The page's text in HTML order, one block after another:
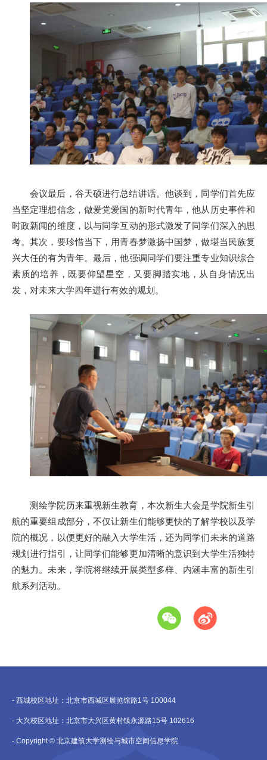
会议最后，谷天硕进行总结讲话。他谈到，同学们首先应
当坚定理想信念，做爱党爱国的新时代青年，他从历史事件和
时政新闻的维度，以与同学互动的形式激发了同学们深入的思
考。其次，要珍惜当下，用青春梦激扬中国梦，做堪当民族复
兴大任的有为青年。最后，他强调同学们要注重专业知识综合
素质的培养，既要仰望星空，又要脚踏实地，从自身情况出
发，对未来大学四年进行有效的规划。
测绘学院历来重视新生教育，本次新生大会是学院新生引
航的重要组成部分，不仅让新生们能够更快的了解学校以及学
院的概况，以便更好的融入大学生活，还为同学们未来的道路
规划进行指引，让同学们能够更加清晰的意识到大学生活独特
的魅力。未来，学院将继续开展类型多样、内涵丰富的新生引
航系列活动。
- 西城校区地址：北京市西城区展览馆路1号 100044
- 大兴校区地址：北京市大兴区黄村镇永源路15号 102616
- Copyright © 北京建筑大学测绘与城市空间信息学院